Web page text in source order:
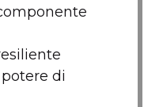
di